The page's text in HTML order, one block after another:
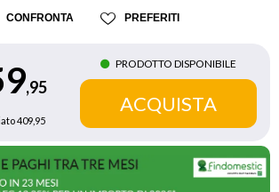
CONFRONTA PREFERITI
,95
409,95
PRODOTTO DISPONIBILE